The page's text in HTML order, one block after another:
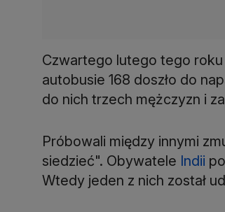
Czwartego lutego tego
autobusie 168 doszło do
do nich trzech mężczyzn i
Próbowali między innymi
siedzieć". Obywatele Indii
Wtedy jeden z nich został